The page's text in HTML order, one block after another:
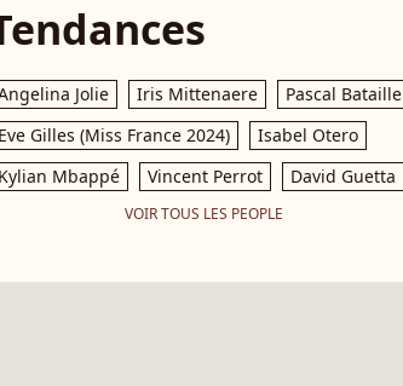
Jolie Iris Mittenaere
Pascal Bataille
Eve Gilles (Miss France 2024)
Isabel Otero
Kylian Mbappé
Vincent Perrot David Guetta
VOIR TOUS LES PEOPLE